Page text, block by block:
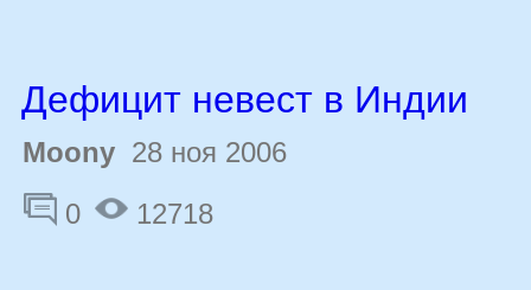
Дефицит невест в Индии
Moony 28 ноя 2006
0
12718